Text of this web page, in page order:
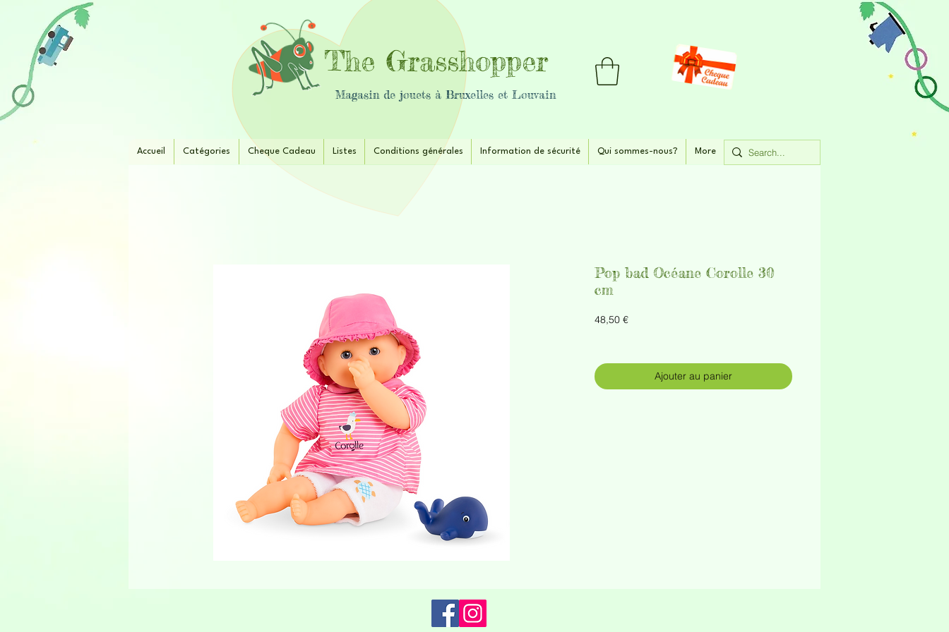
The Grasshopper
Magasin de jouets à Bruxelles et Louvain
Accueil Catégories Cheque Cadeau Listes Conditions générales Information de sécurité Qui sommes-nous? More
Pop bad Océane Corolle 30
cm
48,50 €Prix
Ajouter au panier